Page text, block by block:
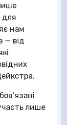
для
нам
— від
лише